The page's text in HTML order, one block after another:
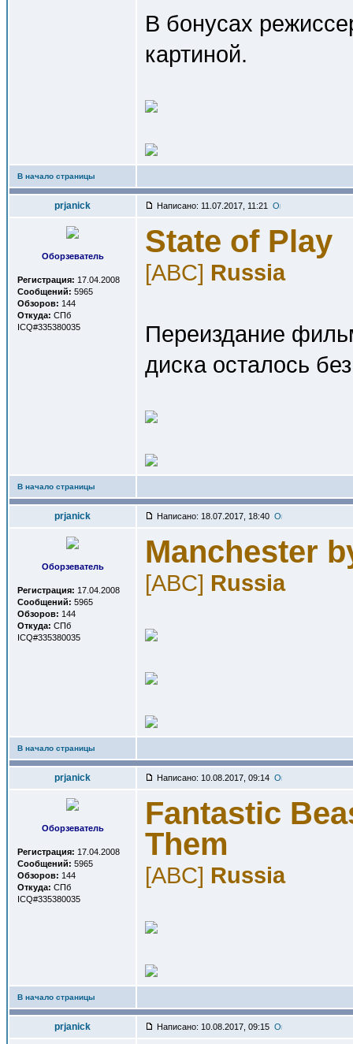
В бонусах
картиной.
В начало страницы
prjanick Написано: 11.07.2017, 11:21
Оборзеватель
Регистрация: 17.04.2008
Сообщений: 5965
Обзоров: 144
Откуда: СПб
ICQ#335380035
State of Play
[ABC] Russia
Переиздание
диска осталось
В начало страницы
prjanick Написано: 18.07.2017, 18:40
Оборзеватель
Регистрация: 17.04.2008
Сообщений: 5965
Обзоров: 144
Откуда: СПб
ICQ#335380035
Manchester
[ABC] Russia
В начало страницы
prjanick Написано: 10.08.2017, 09:14
Оборзеватель
Регистрация: 17.04.2008
Сообщений: 5965
Обзоров: 144
Откуда: СПб
ICQ#335380035
Fantastic
Them
[ABC] Russia
В начало страницы
prjanick Написано: 10.08.2017, 09:15